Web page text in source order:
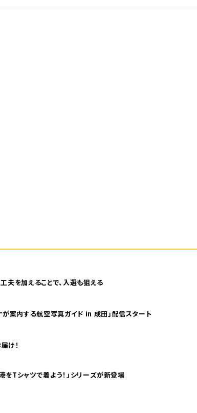
夫を加えることで、入選も狙える
案内する航空写真ガイド in 成田」配信スタート
け！
旅行気分！ pTaに「 世界の空港をTシャツで着よう！」シリーズが新登場